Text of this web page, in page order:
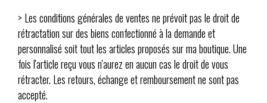
> Les conditions générales de ventes ne prévoit pas le droit de
rétractation sur des biens confectionné à la demande et
personnalisé soit tout les articles proposés sur ma boutique. Une
fois l'article reçu vous n'aurez en aucun cas le droit de vous
rétracter. Les retours, échange et remboursement ne sont pas
accepté.